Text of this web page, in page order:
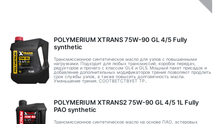
POLYMERIUM XTRANS 75W-90 GL 4/5 Fully
synthetic
Трансмиссионное синтетическое масло для узлов с повышенными
нагрузками. Подходит для любых трансмиссий, коробок передач,
редукторов и прочего с классом GL4 и GL5. Мощный пакет присадок и
добавление дополнительных модификаторов трения позволяют продлить
срок службы узлов, а также повысить долговечность масла.
Уменьшение трения. СООТВЕТСТВУЕТ ТР..
POLYMERIUM XTRANS2 75W-90 GL 4/5 1L Fully
PAO synthetic
Трансмиссионное синтетическое масло на основе ПАО, эстеровых